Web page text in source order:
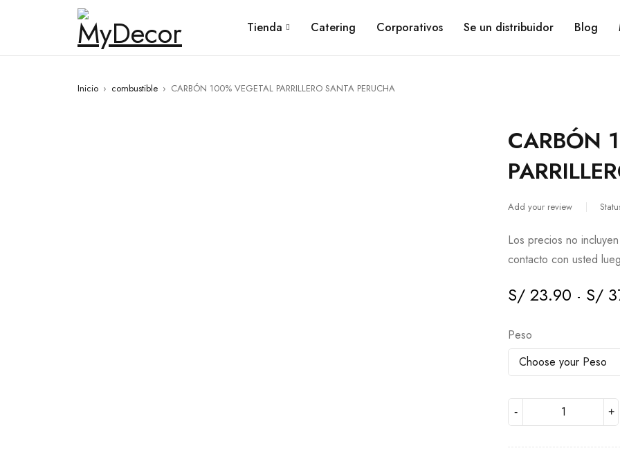
Tienda Catering Corporativos Se un distribuidor Blog
Inicio › combustible › CARBÓN 100% VEGETAL PARRILLERO SANTA PERUCHA
CARBÓN
Add your review
Los precios no
contacto con usted
S/ 23.90 - S/
Peso